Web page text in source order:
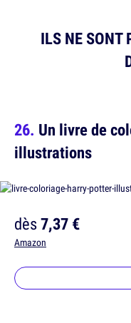
ILS NE SONT
Un livre de
illustrations
dès7,37 €
Amazon